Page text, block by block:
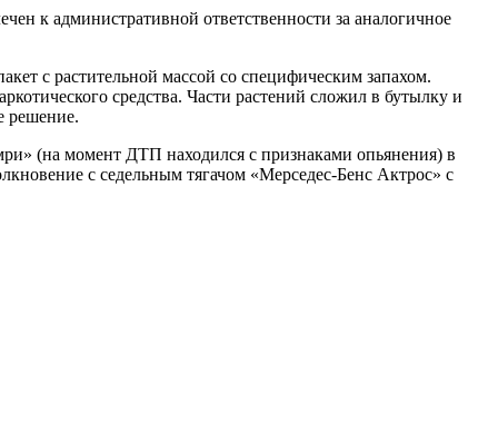
к административной ответственности за аналогичное
с растительной массой со специфическим запахом.
средства. Части растений сложил в бутылку и
решение.
(на момент ДТП находился с признаками опьянения) в
с седельным тягачом «Мерседес-Бенс Актрос» с